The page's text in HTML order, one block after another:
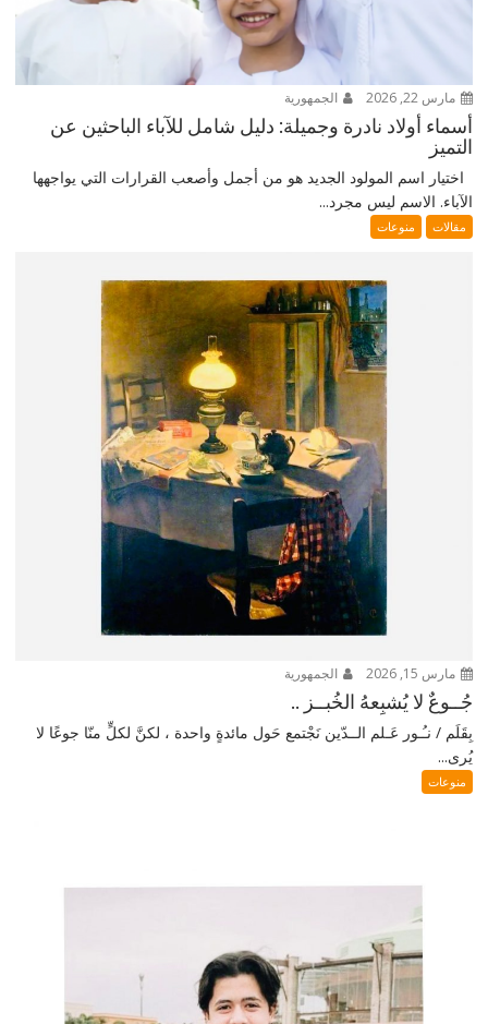
مارس 22, 2026 الجمهورية
أسماء أولاد نادرة وجميلة: دليل شامل للآباء الباحثين عن
التميز
اختيار اسم المولود الجديد هو من أجمل وأصعب القرارات التي يواجهها
الآباء. الاسم ليس مجرد...
مقالات منوعات
مارس 15, 2026 الجمهورية
جُــوعٌ لا يُشبِعهُ الخُبــز ..
بِقَلَم / نـُـور عَـلم الــدّين نَجْتمع حَول مائدةٍ واحدة ، لكنَّ لكلٍّ منّا جوعًا لا
يُرى...
منوعات